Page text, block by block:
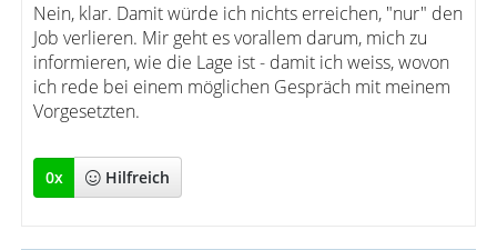
Nein, klar. Damit würde ich nichts erreichen, "nur" den
Job verlieren. Mir geht es vorallem darum, mich zu
informieren, wie die Lage ist - damit ich weiss, wovon
ich rede bei einem möglichen Gespräch mit meinem
Vorgesetzten.
0x Hilfreich